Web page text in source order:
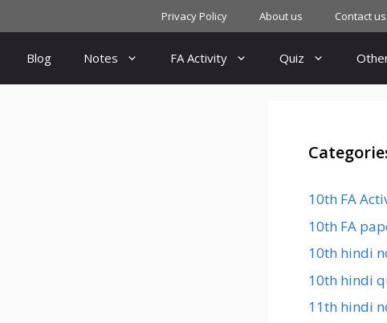
Privacy Policy About us Contact us
Blog Notes FA Activity Quiz
10th FA
10th FA
10th hindi
10th hindi
11th hindi